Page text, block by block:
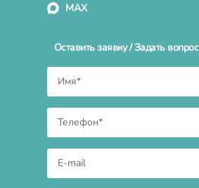
MAX
Оставить заявку / Задать вопрос